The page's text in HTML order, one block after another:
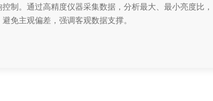
制。通过高精度仪器采集数据，分析最大、最小亮度比，
免主观偏差，强调客观数据支撑。